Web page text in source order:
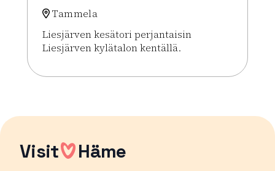
Tammela
Liesjärven kesätori perjantaisin
Liesjärven kylätalon kentällä.
Lue lisää tapahtumasta Liesjärven kesätori
Visit Häme